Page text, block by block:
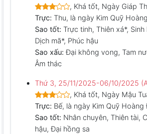
, Khá tốt, Ngày Giáp
Trực: Thu, là ngày Kim Quỹ
Sao tốt: Trực tinh, Thiên xá*, Sinh
Dịch mã*, Phúc hậu
Sao xấu: Đại không vong, Tam
Âm thác
Thứ 3, 25/11/2025-06/10/2025
, Khá tốt, Ngày Mậu
Trực: Bế, là ngày Kim Quỹ Hoàng
Sao tốt: Nhân chuyên, Thiên tài,
hậu, Đại hồng sa